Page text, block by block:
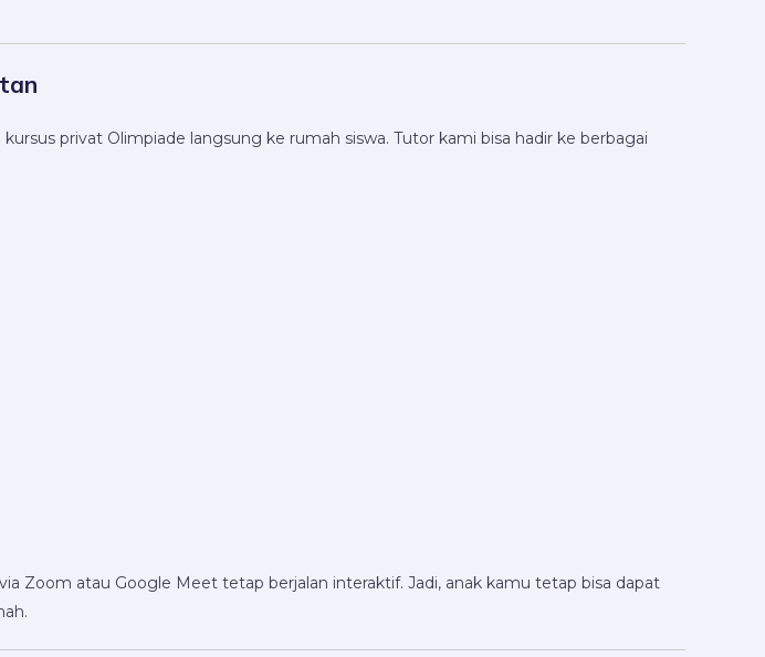
kursus privat Olimpiade langsung ke rumah siswa. Tutor kami bisa hadir ke berbagai
Zoom atau Google Meet tetap berjalan interaktif. Jadi, anak kamu tetap bisa dapat